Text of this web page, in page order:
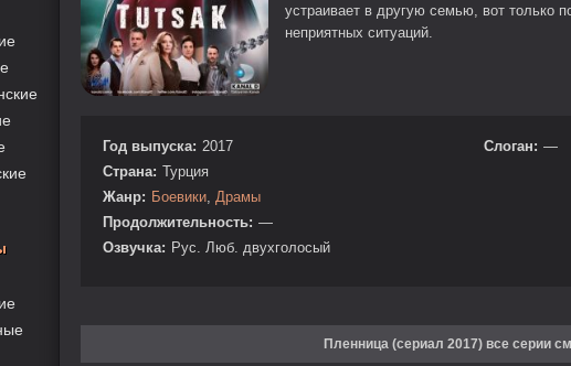
устраивает в другую семью, вот только
неприятных ситуаций.
Год выпуска: 2017
Страна: Турция
Жанр: Боевики Драмы
Продолжительность: —
Озвучка: Рус. Люб. двухголосый
Слоган: —
Пленница (сериал 2017) все серии